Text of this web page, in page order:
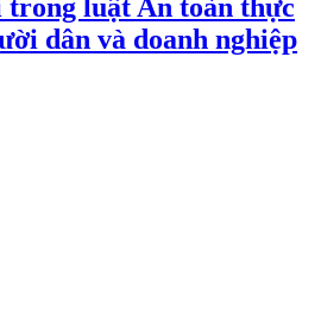
trong luật An toàn thực
dân và doanh nghiệp